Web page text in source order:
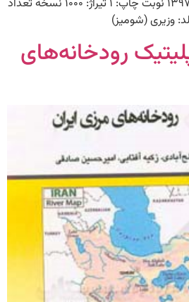
۳۳۳.۹۱۱۵۰۹۵۶ سال چاپ: ۱۳۹۷ نوبت چاپ: ۱ تیراژ: ۱۰۰۰ نسخه تعداد
رودخانه‌های